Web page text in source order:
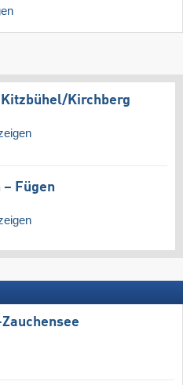
Kitzbühel/​Kirchberg
Fügen